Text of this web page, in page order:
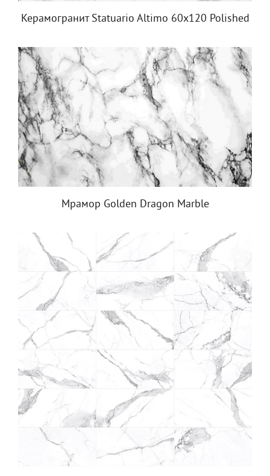
Керамогранит Statuario Altimo 60x120 Polished
Мрамор Golden Dragon Marble